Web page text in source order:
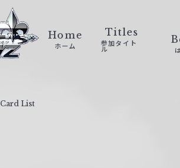
Home
ホーム
Titles
参加タイト
ル
Card List